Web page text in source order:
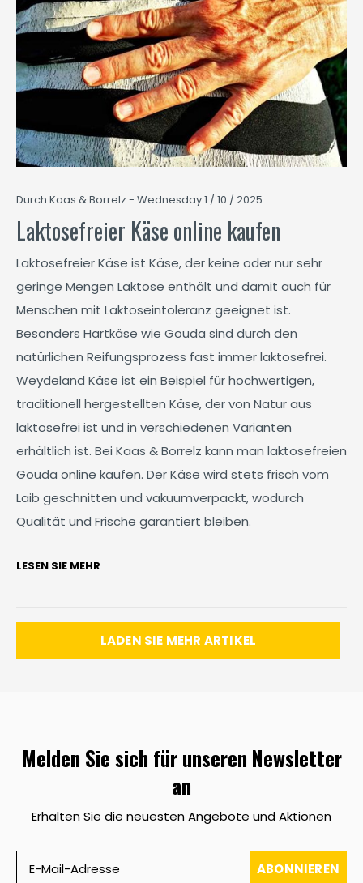
Durch Kaas & Borrelz - Wednesday 1 / 10 / 2025
Laktosefreier Käse online kaufen
Laktosefreier Käse ist Käse, der keine oder nur sehr
geringe Mengen Laktose enthält und damit auch für
Menschen mit Laktoseintoleranz geeignet ist.
Besonders Hartkäse wie Gouda sind durch den
natürlichen Reifungsprozess fast immer laktosefrei.
Weydeland Käse ist ein Beispiel für hochwertigen,
traditionell hergestellten Käse, der von Natur aus
laktosefrei ist und in verschiedenen Varianten
erhältlich ist. Bei Kaas & Borrelz kann man laktosefreien
Gouda online kaufen. Der Käse wird stets frisch vom
Laib geschnitten und vakuumverpackt, wodurch
Qualität und Frische garantiert bleiben.
LESEN SIE MEHR
LADEN SIE MEHR ARTIKEL
Melden Sie sich für unseren Newsletter
an
Erhalten Sie die neuesten Angebote und Aktionen
ABONNIEREN